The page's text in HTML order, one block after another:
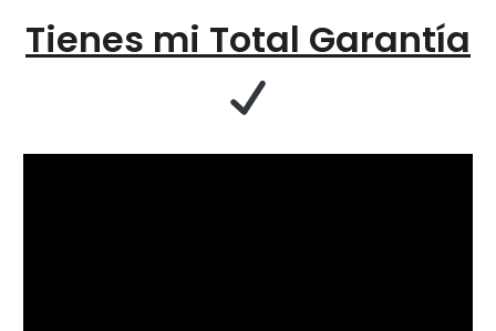
Tienes mi Total Garantía